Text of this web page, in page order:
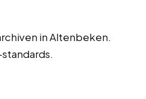
in Altenbeken.